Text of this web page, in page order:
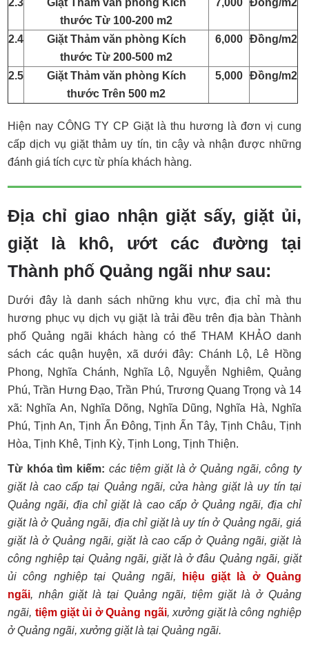
2.3
Giặt Thảm văn phòng Kích
thước Từ 100-200 m2
7,000 Đồng/m2
2.4
Giặt Thảm văn phòng Kích
thước Từ 200-500 m2
6,000 Đồng/m2
2.5
Giặt Thảm văn phòng Kích
thước Trên 500 m2
5,000 Đồng/m2
Hiện nay CÔNG TY CP Giặt là thu hương là đơn vị cung
cấp dịch vụ giặt thảm uy tín, tin cậy và nhận được những
đánh giá tích cực từ phía khách hàng.
Địa chỉ giao nhận giặt sấy, giặt ủi,
giặt là khô, ướt các đường tại
Thành phố Quảng ngãi như sau:
Dưới đây là danh sách những khu vực, địa chỉ mà thu
hương phục vụ dịch vụ giặt là trải đều trên địa bàn Thành
phố Quảng ngãi khách hàng có thể THAM KHẢO danh
sách các quận huyện, xã dưới đây: Chánh Lộ, Lê Hồng
Phong, Nghĩa Chánh, Nghĩa Lộ, Nguyễn Nghiêm, Quảng
Phú, Trần Hưng Đạo, Trần Phú, Trương Quang Trọng và 14
xã: Nghĩa An, Nghĩa Dõng, Nghĩa Dũng, Nghĩa Hà, Nghĩa
Phú, Tịnh An, Tịnh Ấn Đông, Tịnh Ấn Tây, Tịnh Châu, Tịnh
Hòa, Tịnh Khê, Tịnh Kỳ, Tịnh Long, Tịnh Thiện.
Từ khóa tìm kiếm: các tiệm giặt là ở Quảng ngãi, công ty
giặt là cao cấp tại Quảng ngãi, cửa hàng giặt là uy tín tại
Quảng ngãi, địa chỉ giặt là cao cấp ở Quảng ngãi, địa chỉ
giặt là ở Quảng ngãi, địa chỉ giặt là uy tín ở Quảng ngãi, giá
giặt là ở Quảng ngãi, giặt là cao cấp ở Quảng ngãi, giặt là
công nghiệp tại Quảng ngãi, giặt là ở đâu Quảng ngãi, giặt
ủi công nghiệp tại Quảng ngãi,
hiệu giặt là ở Quảng
ngãi, nhận giặt là tại Quảng ngãi, tiệm giặt là ở Quảng
ngãi, tiệm giặt ủi ở Quảng ngãi, xưởng giặt là công nghiệp
ở Quảng ngãi, xưởng giặt là tại Quảng ngãi.